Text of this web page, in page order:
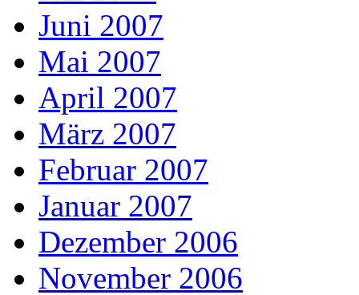
Juni 2007
Mai 2007
April 2007
März 2007
Februar 2007
Januar 2007
Dezember 2006
November 2006